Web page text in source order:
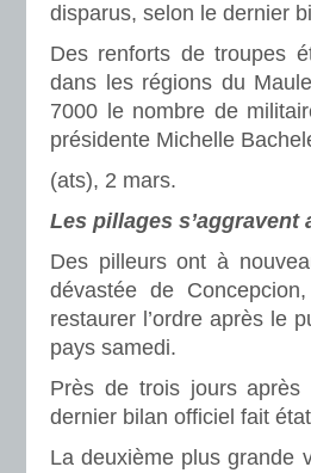
disparus, selon le dernier
Des renforts de troupes
dans les régions du
7000 le nombre de
présidente Michelle
(ats), 2 mars.
Les pillages s’aggravent
Des pilleurs ont à
dévastée de
restaurer l’ordre après le
pays samedi.
Près de trois jours
dernier bilan officiel fait
La deuxième plus grande